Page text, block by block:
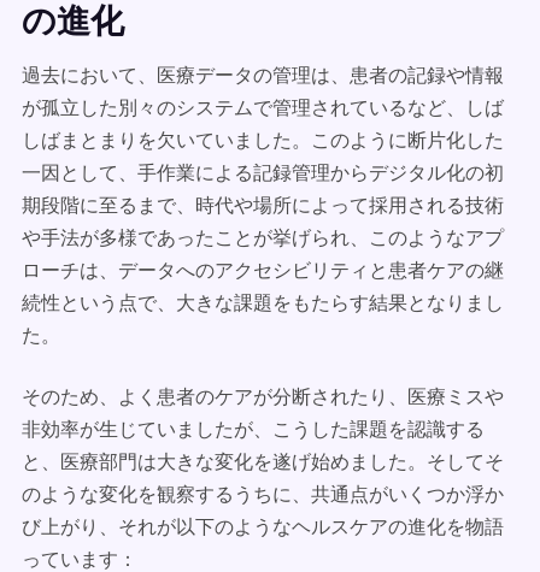
の進化
過去において、医療データの管理は、患者の記録や情報
が孤立した別々のシステムで管理されているなど、しば
しばまとまりを欠いていました。このように断片化した
一因として、手作業による記録管理からデジタル化の初
期段階に至るまで、時代や場所によって採用される技術
や手法が多様であったことが挙げられ、このようなアプ
ローチは、データへのアクセシビリティと患者ケアの継
続性という点で、大きな課題をもたらす結果となりまし
た。
そのため、よく患者のケアが分断されたり、医療ミスや
非効率が生じていましたが、こうした課題を認識する
と、医療部門は大きな変化を遂げ始めました。そしてそ
のような変化を観察するうちに、共通点がいくつか浮か
び上がり、それが以下のようなヘルスケアの進化を物語
っています：